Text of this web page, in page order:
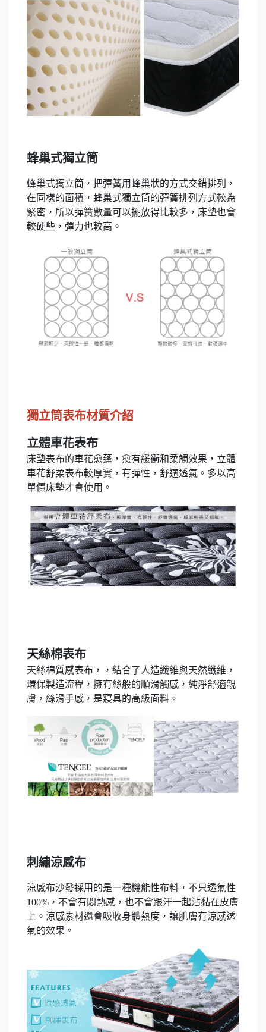
蜂巢式獨立筒
蜂巢式獨立筒，把彈簧用蜂巢狀的方式交錯排列，
在同樣的面積，蜂巢式獨立筒的彈簧排列方式較為
緊密，所以彈簧數量可以擺放得比較多，床墊也會
較硬些，彈力也較高。
獨立筒表布材質介紹
立體車花表布
床墊表布的車花愈蓬，愈有緩衝和柔觸效果，立體
車花舒柔表布較厚實，有彈性，舒適透氣。多以高
單價床墊才會使用。
天絲棉表布
天絲棉質感表布，，結合了人造纖維與天然纖維，
環保製造流程，擁有絲般的順滑觸感，純淨舒適親
膚，絲滑手感，是寢具的高級面料。
刺繡涼感布
涼感布沙發採用的是一種機能性布料，不只透氣性
100%，不會有悶熱感，也不會跟汗一起沾黏在皮膚
上。涼感素材還會吸收身體熱度，讓肌膚有涼感透
氣的效果。